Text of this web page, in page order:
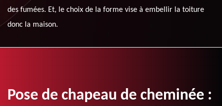
des fumées. Et, le choix de la forme vise à embellir la toiture
donc la maison.
Pose de chapeau de cheminée :